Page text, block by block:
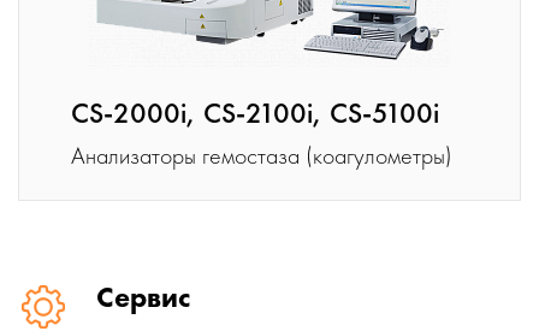
CS-2000i, CS-2100i, CS-5100i
Анализаторы гемостаза (коагулометры)
Сервис